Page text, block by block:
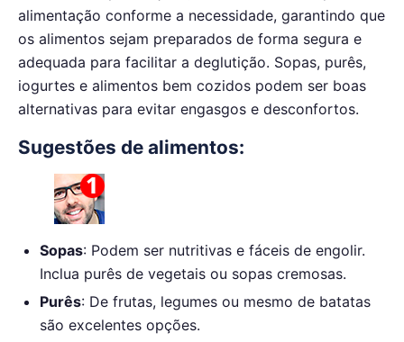
alimentação conforme a necessidade, garantindo que
os alimentos sejam preparados de forma segura e
adequada para facilitar a deglutição. Sopas, purês,
iogurtes e alimentos bem cozidos podem ser boas
alternativas para evitar engasgos e desconfortos.
Sugestões de alimentos:
Sopas: Podem ser nutritivas e fáceis de engolir.
Inclua purês de vegetais ou sopas cremosas.
Purês: De frutas, legumes ou mesmo de batatas
são excelentes opções.